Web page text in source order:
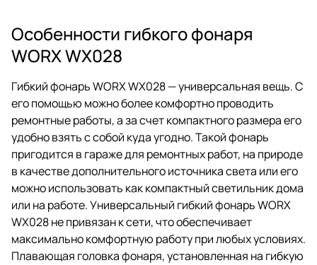
Особенности гибкого фонаря
WORX WX028
Гибкий фонарь WORX WX028 — универсальная вещь. С
его помощью можно более комфортно проводить
ремонтные работы, а за счет компактного размера его
удобно взять с собой куда угодно. Такой фонарь
пригодится в гараже для ремонтных работ, на природе
в качестве дополнительного источника света или его
можно использовать как компактный светильник дома
или на работе. Универсальный гибкий фонарь WORX
WX028 не привязан к сети, что обеспечивает
максимально комфортную работу при любых условиях.
Плавающая головка фонаря, установленная на гибкую